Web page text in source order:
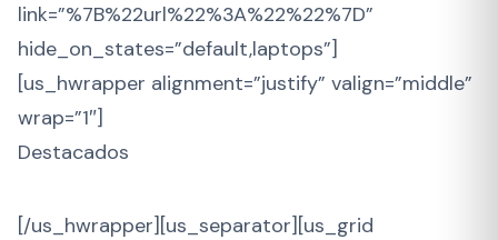
link=”%7B%22url%22%3A%22%22%7D”
hide_on_states=”default,laptops”]
[us_hwrapper alignment=”justify” valign=”middle”
wrap=”1″]
Destacados
[/us_hwrapper][us_separator][us_grid